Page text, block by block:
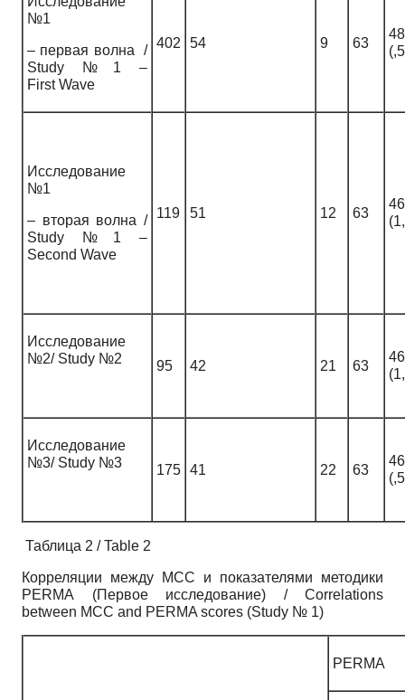
№1
– первая волна /
Study №1 –
First Wave
402 54 9 63
Исследование
№1
– вторая волна /
Study №1 –
Second Wave
119 51 12 63
Исследование
№2/ Study №2
95 42 21 63
Исследование
№3/ Study №3
175 41 22 63
Таблица 2 / Table 2
Корреляции между MCC и показателями методики
PERMA (Первое исследование) / Correlations
between MCC and PERMA scores (Study № 1)
PERMA